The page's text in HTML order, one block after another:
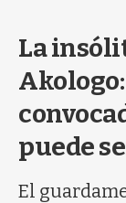
La
puede
El